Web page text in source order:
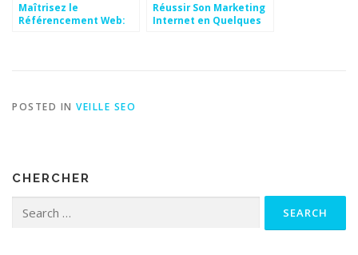
Maîtrisez le
Référencement Web:
Réussir Son Marketing
Internet en Quelques
POSTED IN VEILLE SEO
CHERCHER